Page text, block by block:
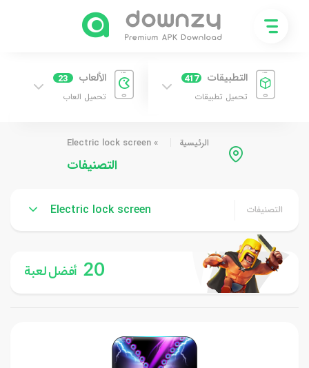
التطبيقات 417
تحميل تطبيقات
الألعاب 23
تحميل العاب
الرئيسية »
Electric lock screen
التصنيفات
التصنيفات Electric lock screen
20 أفضل لعبة